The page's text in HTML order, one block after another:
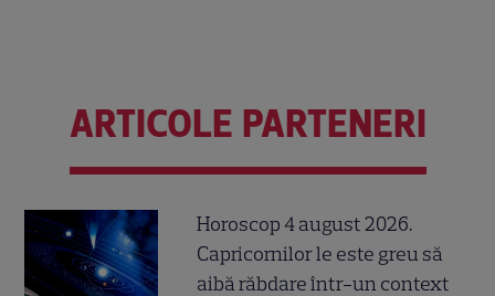
ARTICOLE PARTENERI
Horoscop 4 august 2026.
Capricornilor le este greu să
aibă răbdare într-un context